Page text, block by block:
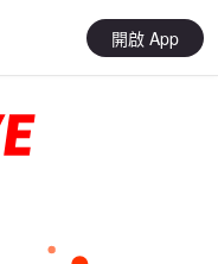
開啟 App